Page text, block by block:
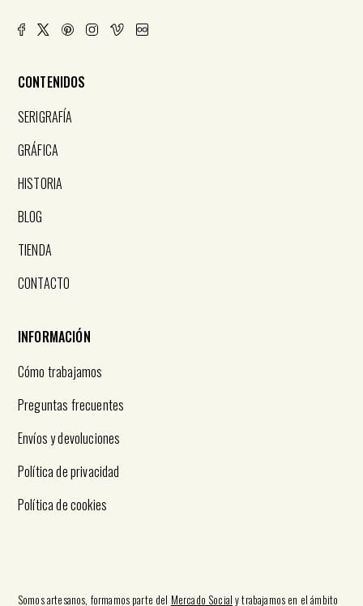
CONTENIDOS
SERIGRAFÍA
GRÁFICA
HISTORIA
BLOG
TIENDA
CONTACTO
INFORMACIÓN
Cómo trabajamos
Preguntas frecuentes
Envíos y devoluciones
Política de privacidad
Política de cookies
Somos artesanos, formamos parte del Mercado Social y trabajamos en el ámbito